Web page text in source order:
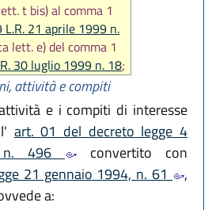
t bis) al comma 1
21 aprile 1999 n.
lett. e) del comma 1
30 luglio 1999 n. 18;
lett. l) comma 1 daart.
dicembre 2003 n. 26
t ter) al comma 1
14 aprile 2004 n.
lett. l)
art. 18 L.R. 30
n. 9)
attività e compiti
e i compiti di interesse
art. 01 del decreto legge 4
n. 496
convertito con
21 gennaio 1994, n. 61
,
a: